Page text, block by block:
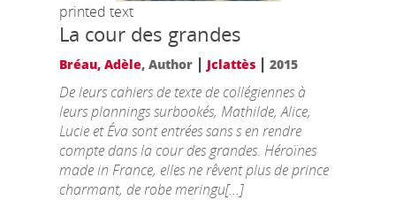
printed text
La cour des grandes
Bréau, Adèle, Author | Jclattès |2015
De leurs cahiers de texte de collégiennes à
leurs plannings surbookés, Mathilde, Alice,
Lucie et Éva sont entrées sans s en rendre
compte dans la cour des grandes. Héroïnes
made in France, elles ne rêvent plus de prince
charmant, de robe meringu[...]